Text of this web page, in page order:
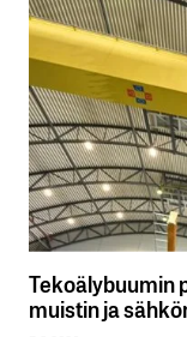
Tekoälybuumin
muistin ja